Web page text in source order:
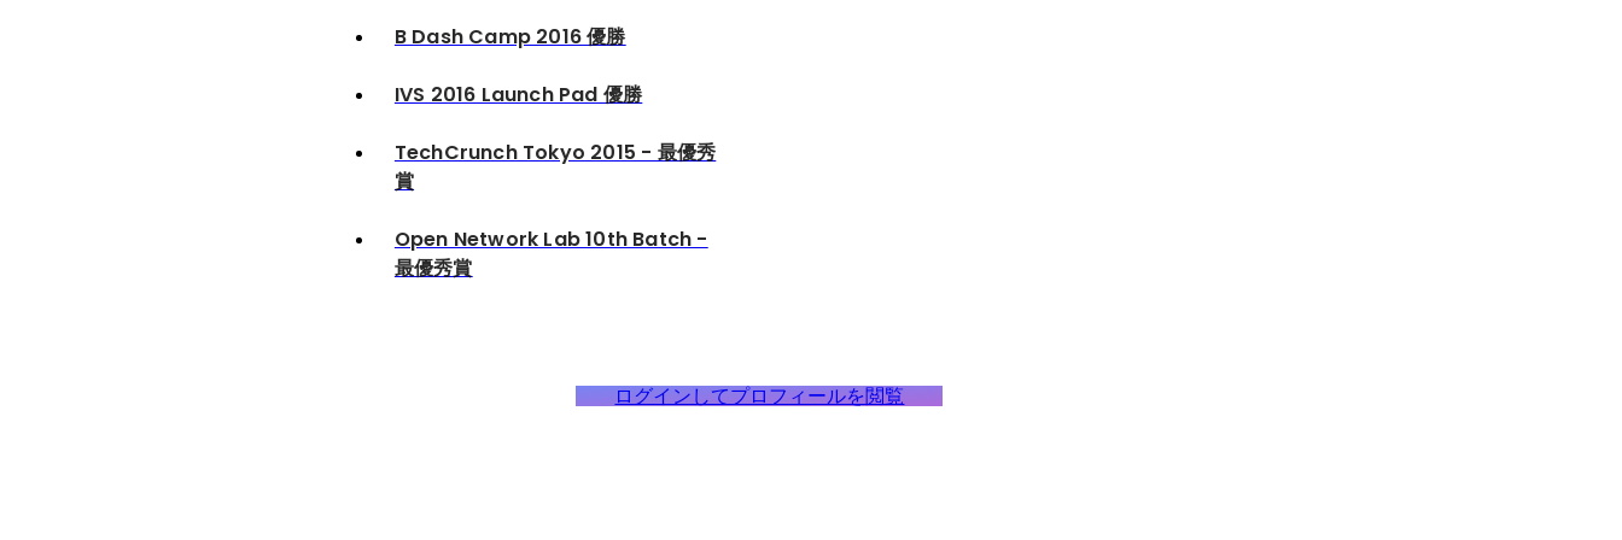
B Dash Camp 2016 優勝
IVS 2016 Launch Pad 優勝
TechCrunch Tokyo 2015 - 最優秀
賞
Open Network Lab 10th Batch -
最優秀賞
ログインしてプロフィールを閲覧